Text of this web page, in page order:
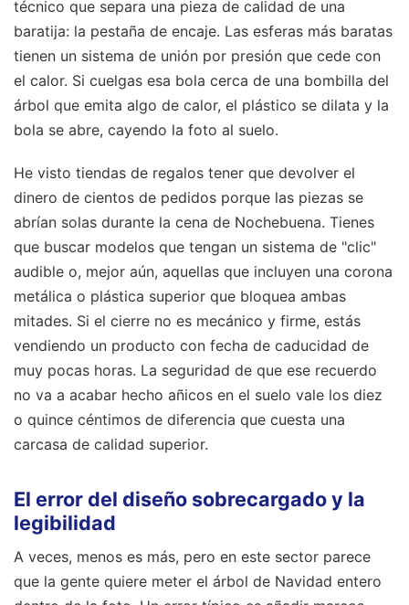
técnico que separa una pieza de calidad de una
baratija: la pestaña de encaje. Las esferas más baratas
tienen un sistema de unión por presión que cede con
el calor. Si cuelgas esa bola cerca de una bombilla del
árbol que emita algo de calor, el plástico se dilata y la
bola se abre, cayendo la foto al suelo.
He visto tiendas de regalos tener que devolver el
dinero de cientos de pedidos porque las piezas se
abrían solas durante la cena de Nochebuena. Tienes
que buscar modelos que tengan un sistema de "clic"
audible o, mejor aún, aquellas que incluyen una corona
metálica o plástica superior que bloquea ambas
mitades. Si el cierre no es mecánico y firme, estás
vendiendo un producto con fecha de caducidad de
muy pocas horas. La seguridad de que ese recuerdo
no va a acabar hecho añicos en el suelo vale los diez
o quince céntimos de diferencia que cuesta una
carcasa de calidad superior.
El error del diseño sobrecargado y la
legibilidad
A veces, menos es más, pero en este sector parece
que la gente quiere meter el árbol de Navidad entero